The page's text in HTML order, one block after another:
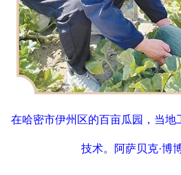
在哈密市伊州区的百亩瓜园，当地
技术。阿萨贝克·博